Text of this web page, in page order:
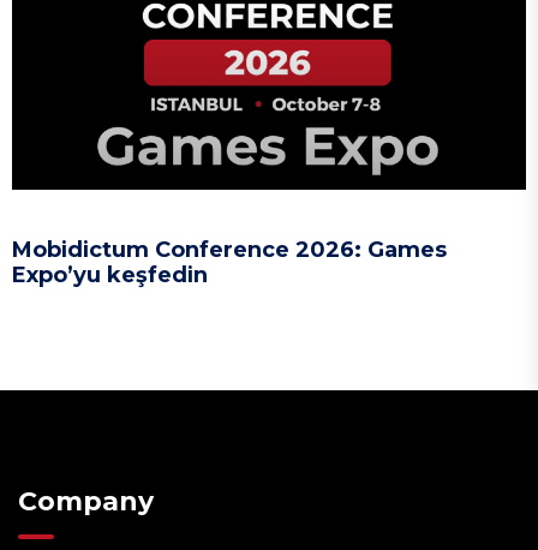
Mobidictum Conference 2026: Games
Expo’yu keşfedin
Company